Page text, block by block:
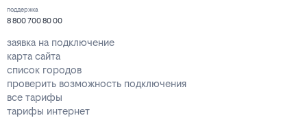
поддержка
8 800 700 80 00
заявка на подключение
карта сайта
список городов
проверить возможность подключения
все тарифы
тарифы интернет